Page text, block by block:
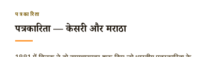
पत्रकारिता
पत्रकारिता — केसरी और मराठा